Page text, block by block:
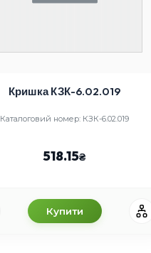
Кришка КЗК-6.02.019
Каталоговий номер: КЗК-6.02.019
518.15
Купити